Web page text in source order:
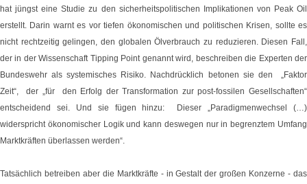
hat jüngst eine Studie zu den sicherheitspolitischen Implikationen von Peak Oil
erstellt. Darin warnt es vor tiefen ökonomischen und politischen Krisen, sollte es
nicht rechtzeitig gelingen, den globalen Ölverbrauch zu reduzieren. Diesen Fall,
der in der Wissenschaft Tipping Point genannt wird, beschreiben die Experten der
Bundeswehr als systemisches Risiko. Nachdrücklich betonen sie den „Faktor
Zeit“, der „für den Erfolg der Transformation zur post-fossilen Gesellschaften“
entscheidend sei. Und sie fügen hinzu: Dieser „Paradigmenwechsel (…)
widerspricht ökonomischer Logik und kann deswegen nur in begrenztem Umfang
Marktkräften überlassen werden“.
Tatsächlich betreiben aber die Marktkräfte - in Gestalt der großen Konzerne - das